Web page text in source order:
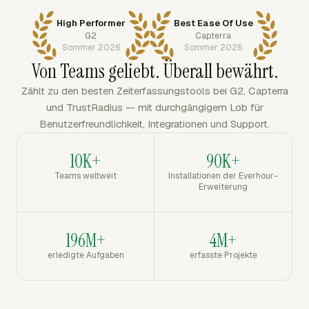
High Performer
G2
Sommer 2026
Best Ease Of Use
Capterra
Sommer 2026
Von Teams geliebt. Überall bewährt.
Zählt zu den besten Zeiterfassungstools bei G2, Capterra
und TrustRadius — mit durchgängigem Lob für
Benutzerfreundlichkeit, Integrationen und Support.
10K+
Teams weltweit
90K+
Installationen der Everhour-
Erweiterung
196M+
erledigte Aufgaben
4M+
erfasste Projekte